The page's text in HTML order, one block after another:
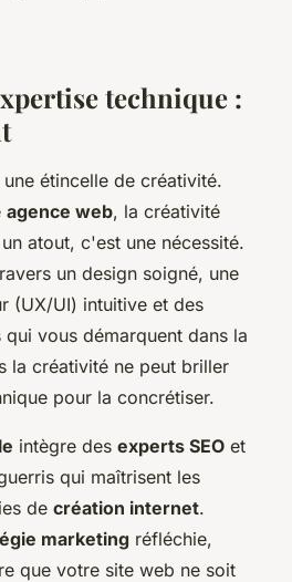
technique :
étincelle de créativité.
agence web, la créativité
atout, c'est une nécessité.
un design soigné, une
(UX/UI) intuitive et des
vous démarquent dans la
la créativité ne peut briller
pour la concrétiser.
intègre des experts SEO et
qui maîtrisent les
de création internet.
marketing réfléchie,
que votre site web ne soit